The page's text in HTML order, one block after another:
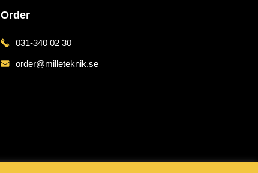
Order
031-340 02 30
order@milleteknik.se